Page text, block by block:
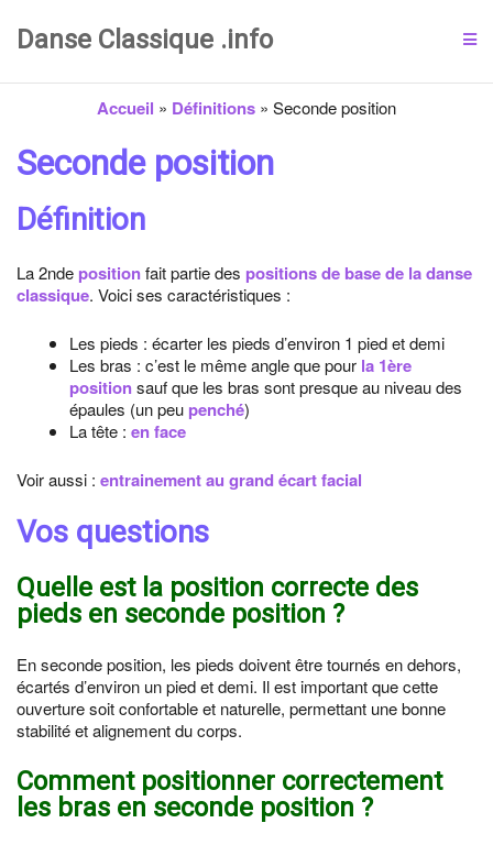
Danse Classique .info
Accueil » Définitions » Seconde position
Seconde position
Définition
La 2nde positionfait partie des positions de base de la danse
classique. Voici ses caractéristiques :
Les pieds : écarter les pieds d’environ 1 pied et demi
Les bras : c’est le même angle que pour la 1ère
positionsauf que les bras sont presque au niveau des
épaules (un peu penché)
La tête : en face
Voir aussi : entrainement au grand écart facial
Vos questions
Quelle est la position correcte des
pieds en seconde position ?
En seconde position, les pieds doivent être tournés en dehors,
écartés d’environ un pied et demi. Il est important que cette
ouverture soit confortable et naturelle, permettant une bonne
stabilité et alignement du corps.
Comment positionner correctement
les bras en seconde position ?